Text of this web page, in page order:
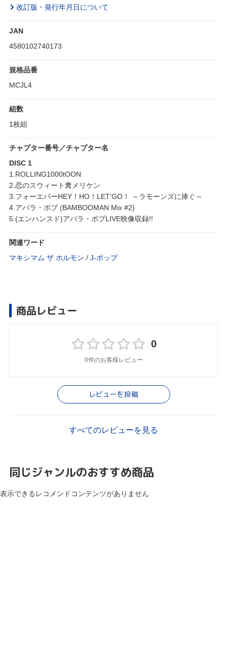
改訂版・発行年月日について
JAN
4580102740173
規格品番
MCJL4
組数
1枚組
チャプター番号／チャプター名
DISC 1
1.ROLLING1000tOON
2.恋のスウィート糞メリケン
3.フォーエバーHEY！HO！LET'GO！ ～ラモーンズに捧ぐ～
4.アバラ・ボブ (BAMBOOMAN Mix #2)
5.(エンハンスド)アバラ・ボブLIVE映像収録!!
関連ワード
マキシマム ザ ホルモン / J‐ポップ
商品レビュー
0
0件のお客様レビュー
レビューを投稿
すべてのレビューを見る
同じジャンルのおすすめ商品
表示できるレコメンドコンテンツがありません